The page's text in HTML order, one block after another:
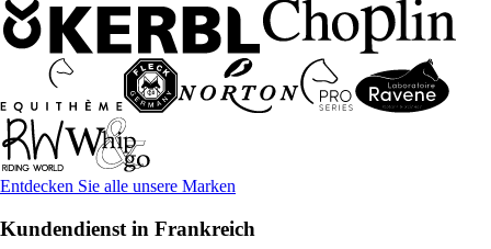
Entdecken Sie alle unsere Marken
Kundendienst in Frankreich